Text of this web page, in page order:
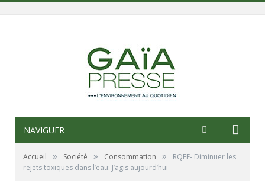
NAVIGUER
Accueil » Société » Consommation »
RQFE- Diminuer les
rejets toxiques dans l’eau: J’agis aujourd’hui